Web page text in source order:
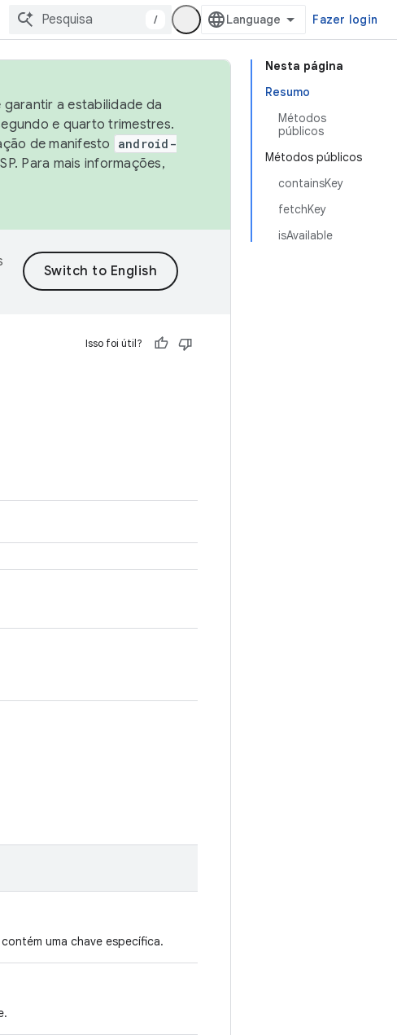
/ Fazer login
Nesta página
Resumo
Métodos
públicos
Métodos públicos
containsKey
fetchKey
isAvailable
garantir a estabilidade da
e quarto trimestres.
de manifesto
android-
Para mais informações,
Isso foi útil?
uma chave específica.